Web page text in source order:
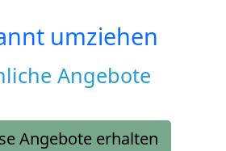
umziehen
Angebote
Angebote erhalten